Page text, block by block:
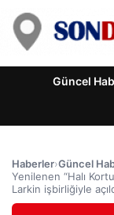
Güncel
Haberler›Güncel
Yenilenen “Halı
Larkin işbirliğiyle